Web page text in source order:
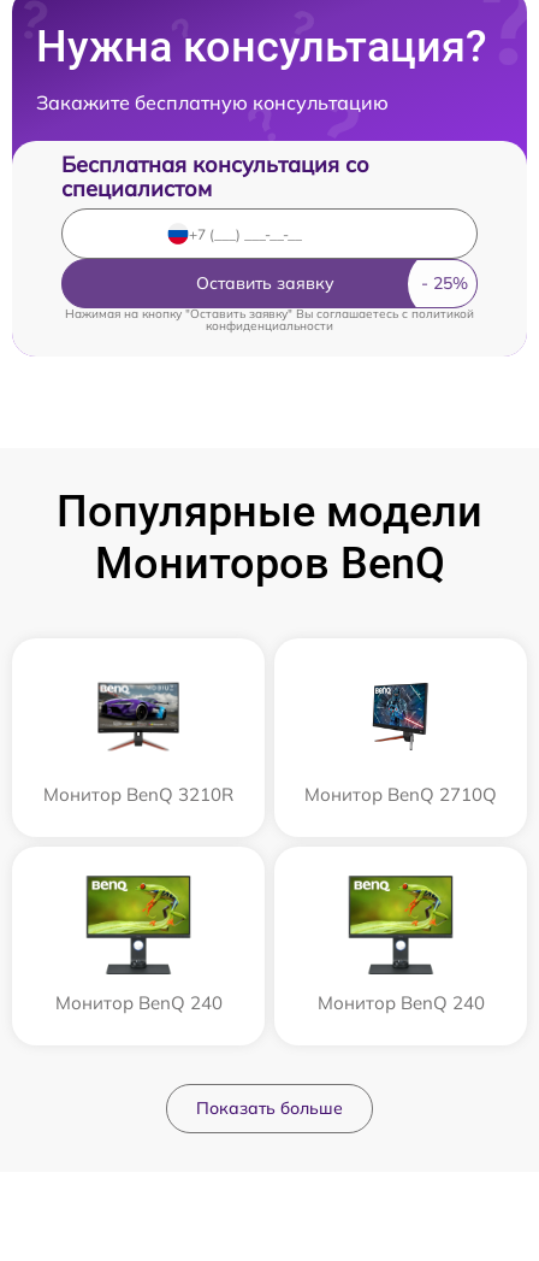
Нужна консультация?
Закажите бесплатную консультацию
Бесплатная консультация со
специалистом
Оставить заявку
Нажимая на кнопку "Оставить заявку" Вы соглашаетесь c политикой
конфиденциальности
Популярные модели
Мониторов BenQ
Монитор BenQ 3210R Монитор BenQ 2710Q
Монитор BenQ 240 Монитор BenQ 240
Показать больше